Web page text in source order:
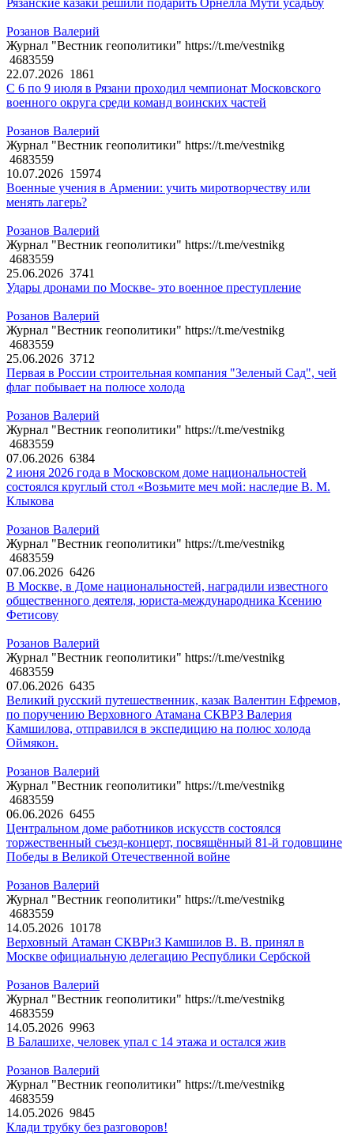
Рязанские казаки решили подарить Орнелла Мути усадьбу
Розанов Валерий
Журнал "Вестник геополитики" https://t.me/vestnikg
4683559
22.07.2026 1861
С 6 по 9 июля в Рязани проходил чемпионат Московского
военного округа среди команд воинских частей
Розанов Валерий
Журнал "Вестник геополитики" https://t.me/vestnikg
4683559
10.07.2026 15974
Военные учения в Армении: учить миротворчеству или
менять лагерь?
Розанов Валерий
Журнал "Вестник геополитики" https://t.me/vestnikg
4683559
25.06.2026 3741
Удары дронами по Москве- это военное преступление
Розанов Валерий
Журнал "Вестник геополитики" https://t.me/vestnikg
4683559
25.06.2026 3712
Первая в России строительная компания "Зеленый Сад", чей
флаг побывает на полюсе холода
Розанов Валерий
Журнал "Вестник геополитики" https://t.me/vestnikg
4683559
07.06.2026 6384
2 июня 2026 года в Московском доме национальностей
состоялся круглый стол «Возьмите меч мой: наследие В. М.
Клыкова
Розанов Валерий
Журнал "Вестник геополитики" https://t.me/vestnikg
4683559
07.06.2026 6426
В Москве, в Доме национальностей, наградили известного
общественного деятеля, юриста-международника Ксению
Фетисову
Розанов Валерий
Журнал "Вестник геополитики" https://t.me/vestnikg
4683559
07.06.2026 6435
Великий русский путешественник, казак Валентин Ефремов,
по поручению Верховного Атамана СКВРЗ Валерия
Камшилова, отправился в экспедицию на полюс холода
Оймякон.
Розанов Валерий
Журнал "Вестник геополитики" https://t.me/vestnikg
4683559
06.06.2026 6455
Центральном доме работников искусств состоялся
торжественный съезд-концерт, посвящённый 81-й годовщине
Победы в Великой Отечественной войне
Розанов Валерий
Журнал "Вестник геополитики" https://t.me/vestnikg
4683559
14.05.2026 10178
Верховный Атаман СКВРиЗ Камшилов В. В. принял в
Москве официальную делегацию Республики Сербской
Розанов Валерий
Журнал "Вестник геополитики" https://t.me/vestnikg
4683559
14.05.2026 9963
В Балашихе, человек упал с 14 этажа и остался жив
Розанов Валерий
Журнал "Вестник геополитики" https://t.me/vestnikg
4683559
14.05.2026 9845
Клади трубку без разговоров!